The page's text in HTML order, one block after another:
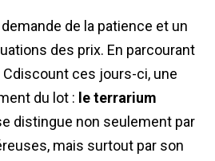
de la patience et un
des prix. En parcourant
Cdiscount ces jours-ci, une
du lot : le terrarium
distingue non seulement par
mais surtout par son